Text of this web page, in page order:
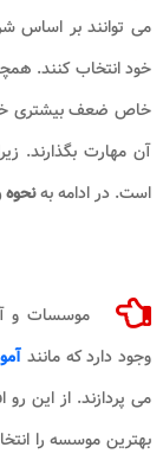
می توانند بر اساس
خود انتخاب کنند.
خاص ضعف بیشتری
آن مهارت بگذارند.
است. در ادامه به
موسسات و
وجود دارد که مانند
می پردازند. از این
بهترین موسسه را